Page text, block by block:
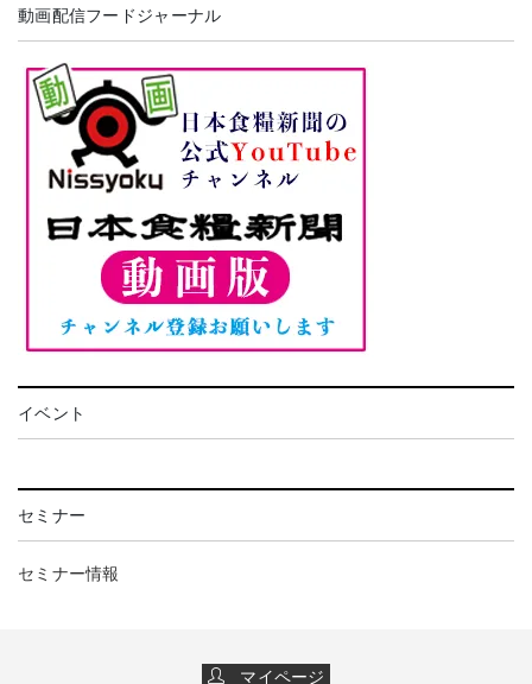
動画配信フードジャーナル
イベント
セミナー
セミナー情報
マイページ